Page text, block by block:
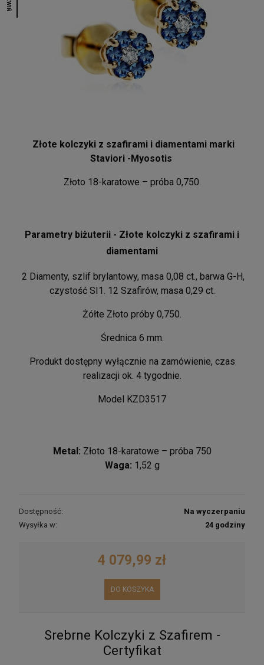
Złote kolczyki z szafirami i diamentami marki
Staviori -Myosotis
Złoto 18-karatowe – próba 0,750.
Parametry biżuterii - Złote kolczyki z szafirami i
diamentami
2 Diamenty, szlif brylantowy, masa 0,08 ct., barwa G-H,
czystość SI1. 12 Szafirów, masa 0,29 ct.
Żółte Złoto próby 0,750.
Średnica 6 mm.
Produkt dostępny wyłącznie na zamówienie, czas
realizacji ok. 4 tygodnie.
Model KZD3517
Metal: Złoto 18-karatowe – próba 750
Waga: 1,52 g
Dostępność:
Na wyczerpaniu
Wysyłka w:
24 godziny
4 079,99 zł
DO KOSZYKA
Srebrne Kolczyki z Szafirem -
Certyfikat